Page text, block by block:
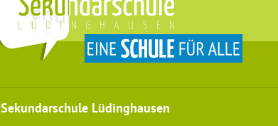
Sekundarschule Lüdinghausen